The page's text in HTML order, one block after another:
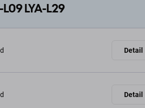
LYA-L29
Detail
Detail